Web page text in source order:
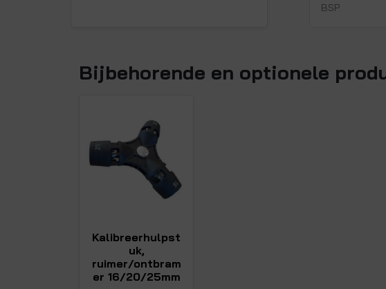
BSP
Bijbehorende en optionele
Kalibreerhulpst
uk,
ruimer/ontbram
er 16/20/25mm